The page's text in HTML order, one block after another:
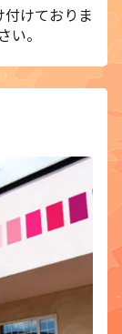
けておりま
。